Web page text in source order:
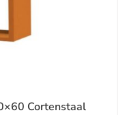
Cortenstaal